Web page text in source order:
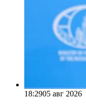
18:2905 авг 2026